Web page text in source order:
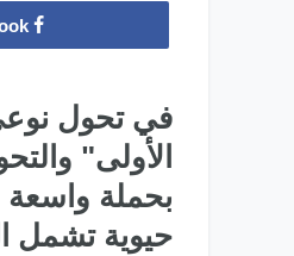
في تحول
الأولى"
بحملة
حيوية تشمل